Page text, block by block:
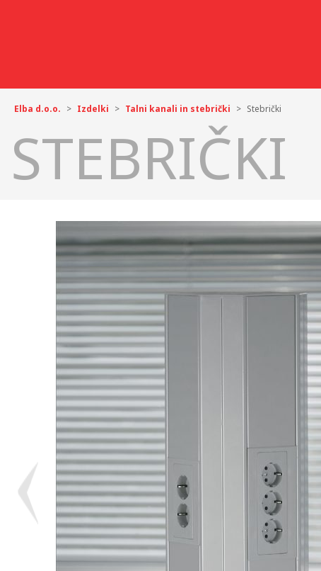
Elba d.o.o. > Izdelki > Talni kanali in stebrički > Stebrički
STEBRIČKI